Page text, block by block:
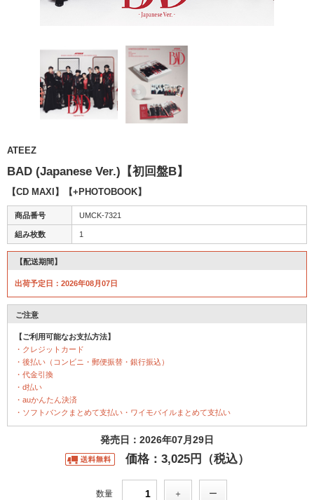
ATEEZ
BAD (Japanese Ver.)【初回盤B】
【CD MAXI】【+PHOTOBOOK】
商品番号 UMCK-7321
組み枚数 1
【配送期間】
出荷予定日：2026年08月07日
ご注意
【ご利用可能なお支払方法】
・クレジットカード
・後払い（コンビニ・郵便振替・銀行振込）
・代金引換
・d払い
・auかんたん決済
・ソフトバンクまとめて支払い・ワイモバイルまとめて支払い
発売日：2026年07月29日
価格：3,025円（税込）
数量